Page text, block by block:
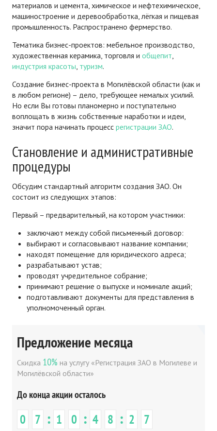
материалов и цемента, химическое и нефтехимическое,
машиностроение и деревообработка, лёгкая и пищевая
промышленность. Распространено фермерство.
Тематика бизнес-проектов: мебельное производство,
художественная керамика, торговля и общепит,
индустрия красоты, туризм.
Создание бизнес-проекта в Могилёвской области (как и
в любом регионе) – дело, требующее немалых усилий.
Но если Вы готовы планомерно и поступательно
воплощать в жизнь собственные наработки и идеи,
значит пора начинать процесс регистрации ЗАО.
Становление и административные
процедуры
Обсудим стандартный алгоритм создания ЗАО. Он
состоит из следующих этапов:
Первый – предварительный, на котором участники:
заключают между собой письменный договор:
выбирают и согласовывают название компании;
находят помещение для юридического адреса;
разрабатывают устав;
проводят учредительное собрание;
принимают решение о выпуске и номинале акций;
подготавливают документы для представления в
уполномоченный орган.
Предложение месяца
Скидка 10% на услугу «Регистрация ЗАО в Могилеве и
Могилёвской области»
До конца акции осталось
0 7 : 1 0 : 4 8 : 2 7